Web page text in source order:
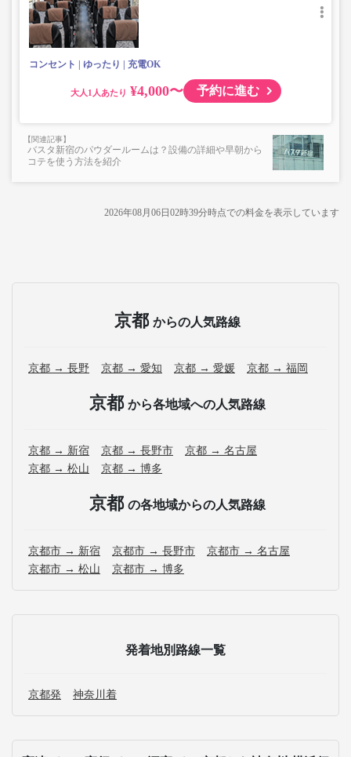
楽器・自転車（折りたたみ含む）・ボード等の大きな荷
物、壊れ物、危険物、貴重品、ペット、
上記「トランクにてお預かりできる荷物」の条件を満たさ
コンセント ゆったり 充電OK
大人 ¥4,000〜 予約に進む
バスタ新宿のパウダールームは？設備の詳細や早朝から
コテを使う方法を紹介
2026年08月06日02時39分時点での料金を表示しています
京都 からの人気路線
京都 → 長野 京都 → 愛知 京都 → 愛媛 京都 → 福岡
京都 から各地域への人気路線
京都 → 新宿 京都 → 長野市
京都 → 名古屋
京都 → 松山
京都 → 博多
京都 の各地域からの人気路線
京都市 → 新宿 京都市 → 長野市
京都市 → 名古屋
京都市 → 松山
京都市 → 博多
発着地別路線一覧
京都発 神奈川着